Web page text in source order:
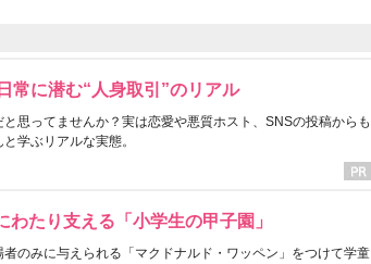
常に潜む“人身取引”のリアル
と思ってませんか？実は恋愛や悪質ホスト、SNSの投稿からも
学ぶリアルな実態。
わたり支える「小学生の甲子園」
のみに与えられる「マクドナルド・ワッペン」をつけて学童